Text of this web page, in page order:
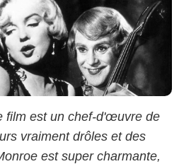
film est un chef-d'œuvre de
vraiment drôles et des
est super charmante,